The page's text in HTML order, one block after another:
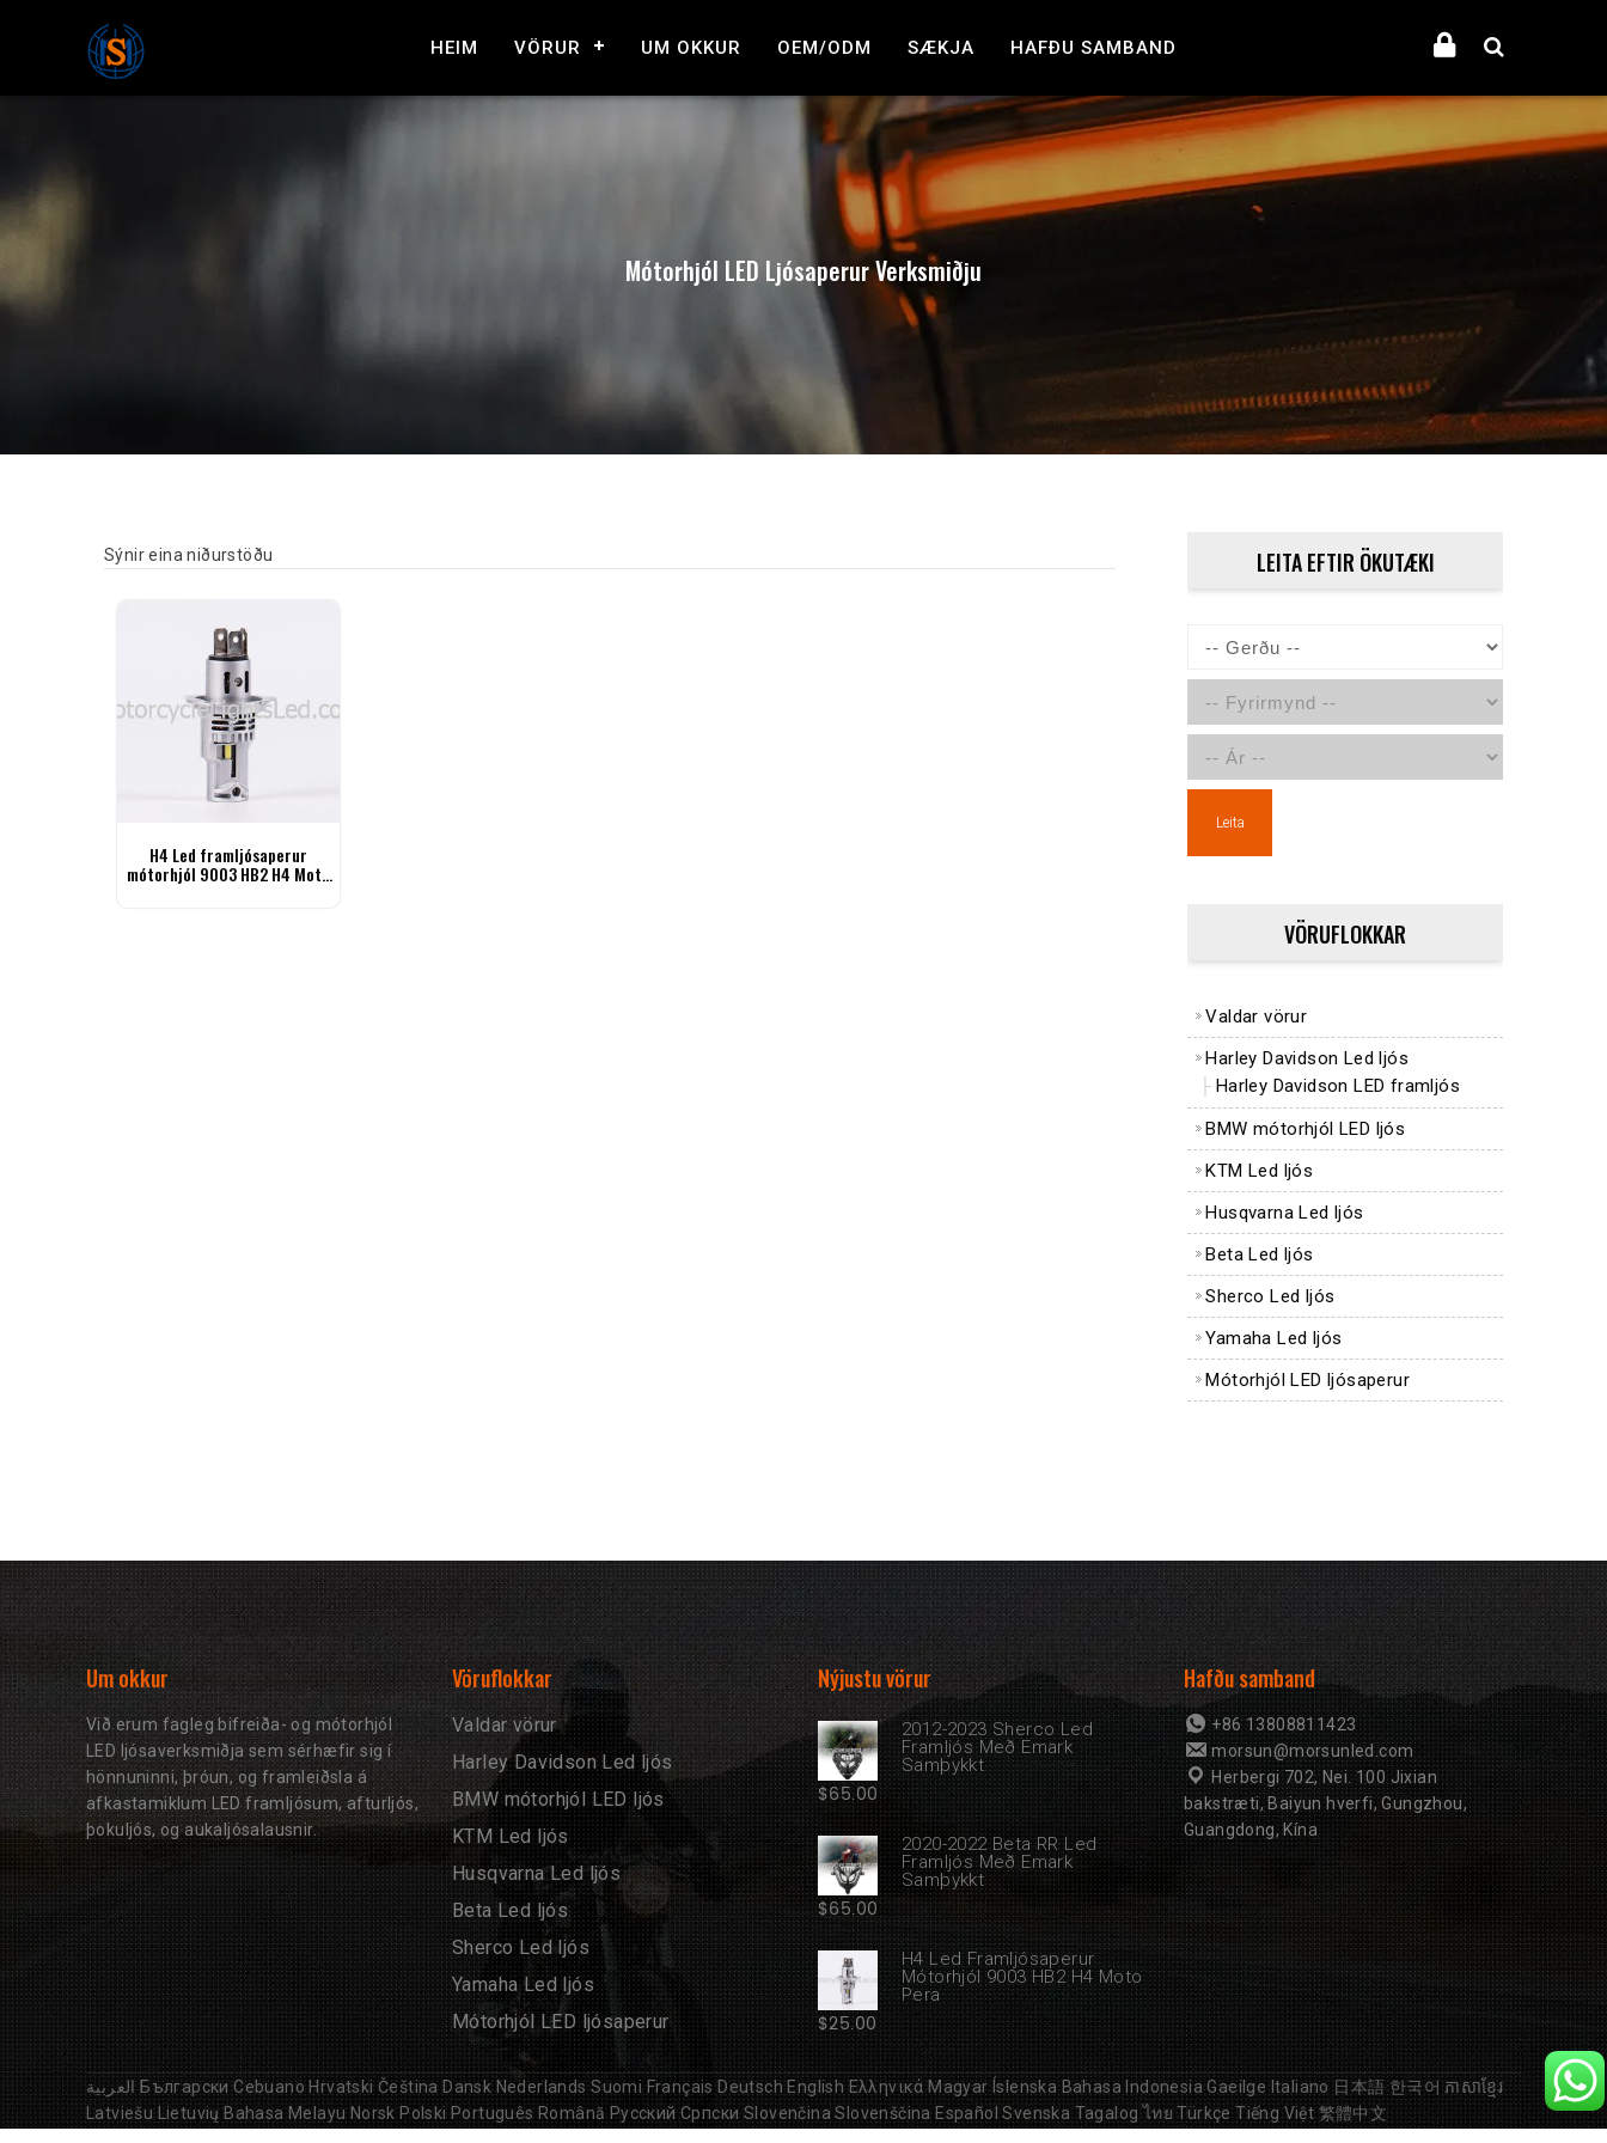
HEIM VÖRUR UM OKKUR OEM/ODM SÆKJA HAFÐU SAMBAND
Mótorhjól LED Ljósaperur Verksmiðju
Sýnir eina niðurstöðu
H4 Led framljósaperur
mótorhjól 9003 HB2 H4 Moto
LEITA EFTIR ÖKUTÆKI
Leita
VÖRUFLOKKAR
Valdar vörur
Harley Davidson Led ljós
Harley Davidson LED framljós
BMW mótorhjól LED ljós
KTM Led ljós
Husqvarna Led ljós
Beta Led ljós
Sherco Led ljós
Yamaha Led ljós
Mótorhjól LED ljósaperur
Um okkur
Við erum fagleg bifreiða- og mótorhjól
LED ljósaverksmiðja sem sérhæfir sig í
hönnuninni, þróun, og framleiðsla á
afkastamiklum LED framljósum, afturljós,
þokuljós, og aukaljósalausnir.
Vöruflokkar
Valdar vörur
Harley Davidson Led ljós
BMW mótorhjól LED ljós
KTM Led ljós
Husqvarna Led ljós
Beta Led ljós
Sherco Led ljós
Yamaha Led ljós
Mótorhjól LED ljósaperur
Nýjustu vörur
2012-2023 Sherco Led
Framljós Með Emark
Samþykkt
$65.00
2020-2022 Beta RR Led
Framljós Með Emark
Samþykkt
$65.00
H4 Led Framljósaperur
Mótorhjól 9003 HB2 H4 Moto
Pera
$25.00
Hafðu samband
+86 13808811423
morsun@morsunled.com
Herbergi 702, Nei. 100 Jixian
bakstræti, Baiyun hverfi, Gungzhou,
Guangdong, Kína
العربية Български Cebuano Hrvatski Čeština Dansk Nederlands Suomi Français Deutsch English Ελληνικά Magyar Íslenska Bahasa Indonesia Gaeilge Italiano 日本語 한국어 ភាសាខ្មែរ
Latviešu Lietuvių Bahasa Melayu Norsk Polski Português Română Русский Српски Slovenčina Slovenščina Español Svenska Tagalog ไทย Türkçe Tiếng Việt 繁體中文